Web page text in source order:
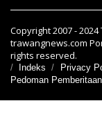
Copyright 2007 -
trawangnews.com
rights reserved.
Indeks Privacy
Pedoman